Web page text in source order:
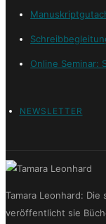
Online Seminar:
NEWSLETTER
Tamara Leonhard:
veröffentlicht sie